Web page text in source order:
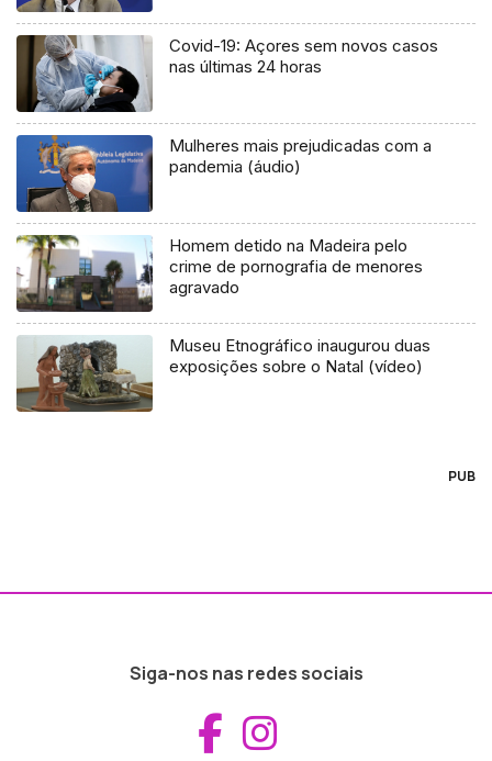
Covid-19: Açores sem novos casos
nas últimas 24 horas
Mulheres mais prejudicadas com a
pandemia (áudio)
Homem detido na Madeira pelo
crime de pornografia de menores
agravado
Museu Etnográfico inaugurou duas
exposições sobre o Natal (vídeo)
PUB
Siga-nos nas redes sociais
Aceder ao